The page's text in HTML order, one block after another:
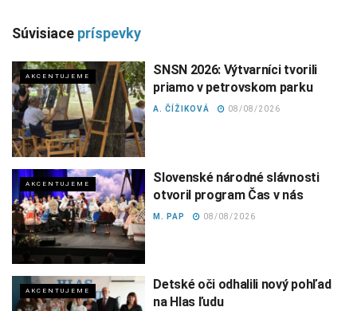
Súvisiace príspevky
AKCENTUJEME
SNSN 2026: Výtvarníci tvorili
priamo v petrovskom parku
A. ČÍŽIKOVÁ 08/08/2026
AKCENTUJEME
Slovenské národné slávnosti
otvoril program Čas v nás
M. PAP 08/08/2026
AKCENTUJEME
Detské oči odhalili nový pohľad
na Hlas ľudu